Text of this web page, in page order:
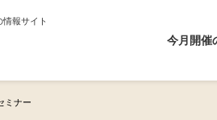
報サイト
今月開催
ミナー